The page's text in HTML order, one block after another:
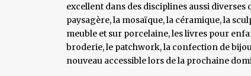
excellent dans des disciplines aussi
paysagère, la mosaïque, la céramique, la
meuble et sur porcelaine, les livres pour
broderie, le patchwork, la confection de
nouveau accessible lors de la prochaine